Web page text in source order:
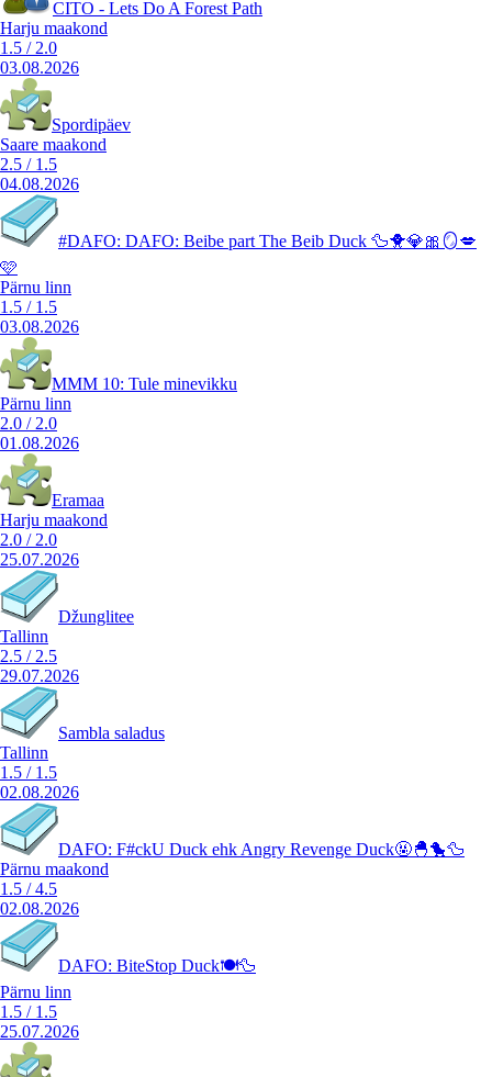
CITO - Lets Do A Forest Path
Harju maakond
1.5 / 2.0
03.08.2026
Spordipäev
Saare maakond
2.5 / 1.5
04.08.2026
#DAFO: DAFO: Beibe part The Beib Duck 🦆🐥💎🎀🪞💋
🩷
Pärnu linn
1.5 / 1.5
03.08.2026
MMM 10: Tule minevikku
Pärnu linn
2.0 / 2.0
01.08.2026
Eramaa
Harju maakond
2.0 / 2.0
25.07.2026
Džunglitee
Tallinn
2.5 / 2.5
29.07.2026
Sambla saladus
Tallinn
1.5 / 1.5
02.08.2026
DAFO: F#ckU Duck ehk Angry Revenge Duck🤬🐣🐤🦆
Pärnu maakond
1.5 /4.5
02.08.2026
DAFO: BiteStop Duck🍽️🦆
Pärnu linn
1.5 / 1.5
25.07.2026